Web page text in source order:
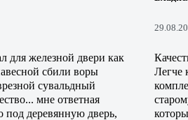
для железной двери как
сбили воры
сувальдный
мне ответная
под деревянную дверь,
Легче